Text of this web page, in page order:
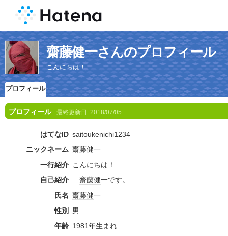
齋藤健一さんのプロフィール
こんにちは！
プロフィール
プロフィール 最終更新日: 2018/07/05
はてなID saitoukenichi1234
ニックネーム 齋藤健一
一行紹介 こんにちは ！
自己紹介
齋藤健一です。
氏名 齋藤健一
性別
男
年齢 1981年生まれ